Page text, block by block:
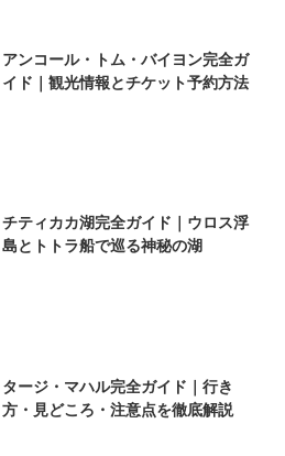
アンコール・トム・バイヨン完全ガ
イド｜観光情報とチケット予約方法
チティカカ湖完全ガイド｜ウロス浮
島とトトラ船で巡る神秘の湖
タージ・マハル完全ガイド｜行き
方・見どころ・注意点を徹底解説